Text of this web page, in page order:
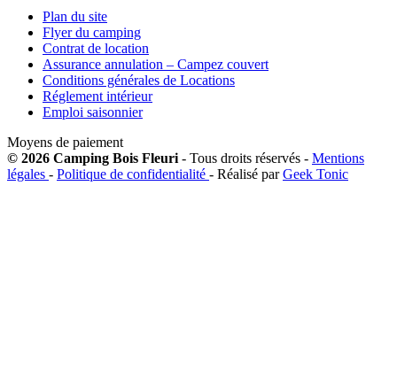
Plan du site
Flyer du camping
Contrat de location
Assurance annulation – Campez couvert
Conditions générales de Locations
Réglement intérieur
Emploi saisonnier
Moyens de paiement
© 2026 Camping Bois Fleuri - Tous droits réservés - Mentions
légales - Politique de confidentialité - Réalisé parGeek Tonic